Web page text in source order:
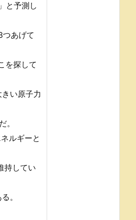
と予測し
あげて
を探して
い原子力
。
ルギーと
持してい
。